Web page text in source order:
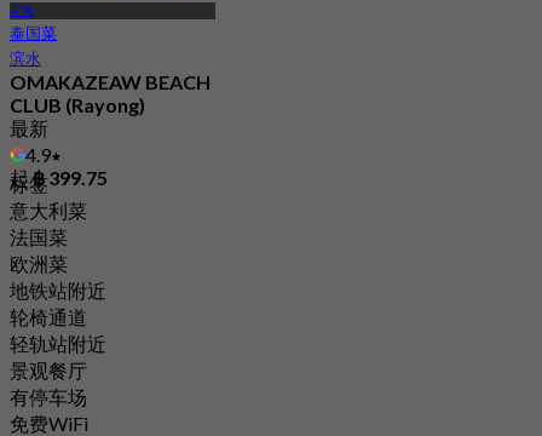
罗勇
泰国菜
滨水
OMAKAZEAW BEACH
CLUB (Rayong)
最新
4.9
起฿ 399.75
标签
意大利菜
法国菜
欧洲菜
地铁站附近
轮椅通道
轻轨站附近
景观餐厅
有停车场
免费WiFi